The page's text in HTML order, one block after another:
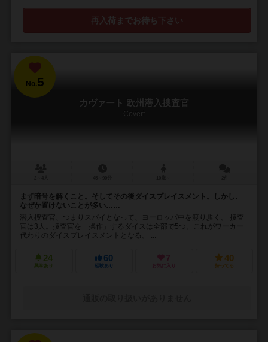
再入荷までお待ち下さい
No.5
カヴァート 欧州潜入捜査官
Covert
まず暗号を解くこと。そしてその後ダイスプレイスメント。しかし、
なぜか置けないことが多い……
潜入捜査官、つまりスパイとなって、ヨーロッパ中を渡り歩く。 捜査
官は3人。捜査官を「操作」するダイスは全部で5つ。これがワーカー
代わりのダイスプレイスメントとなる。 ...
24
興味あり
60
経験あり
7
お気に入り
40
持ってる